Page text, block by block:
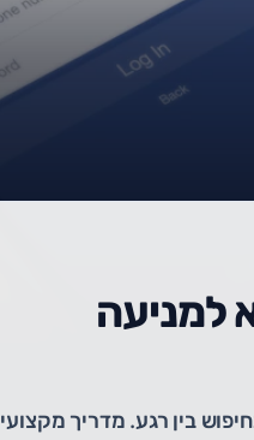
למניעה
בין רגע. מדריך מקצועי